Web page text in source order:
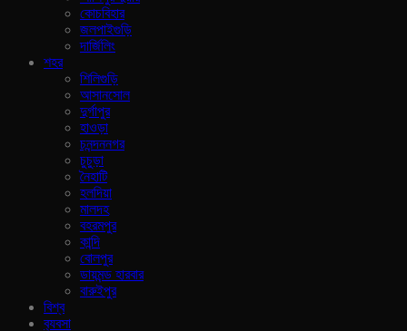
কোচবিহার
জলপাইগুড়ি
দার্জিলিং
শহর
শিলিগুড়ি
আসানসোল
দুর্গাপুর
হাওড়া
চনন্দননগর
চুচুড়া
নৈহাটি
হলদিয়া
মালদহ
বহরমপুর
কান্দি
বোলপুর
ডায়মন্ড হারবার
বারুইপুর
বিশ্ব
ব‍্যবসা